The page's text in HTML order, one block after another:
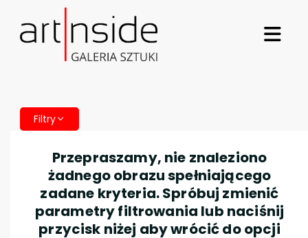
Filtry
Przepraszamy, nie znaleziono
żadnego obrazu spełniającego
zadane kryteria. Spróbuj zmienić
parametry filtrowania lub naciśnij
przycisk niżej aby wrócić do opcji